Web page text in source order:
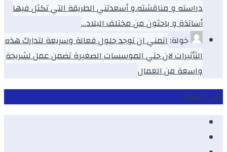
دراسته و مناقشته.و أسعدتني الطريقة التي تكثل فيها
أساتذة و باحثون من مختلف البلاد…
خولة:اتمني ان توجد حلول فعالة وسريعة لتدارك هذه
الثأثيرات لان حتي الموسسات الصغيرة تضمن عمل لشريحة
واسعة من العمال
ابقى متصلا